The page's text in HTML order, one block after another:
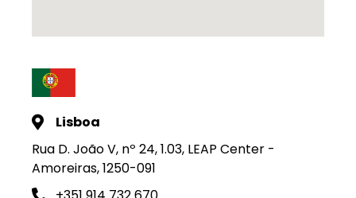
Lisboa
Rua D. João V, nº 24, 1.03, LEAP Center -
Amoreiras, 1250-091